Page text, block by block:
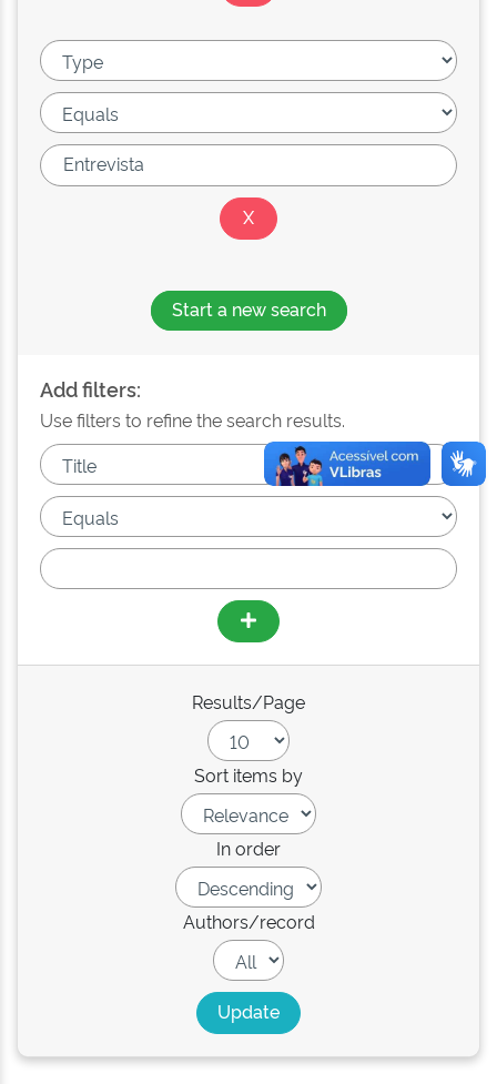
Start a new search
Add filters:
Use filters to refine the search results.
Results/Page
Sort items by
In order
Authors/record